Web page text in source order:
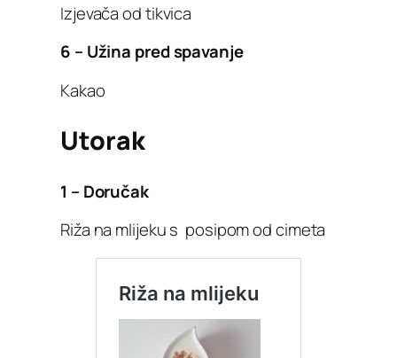
Izjevača od tikvica
6 – Užina pred spavanje
Kakao
Utorak
1 – Doručak
Riža na mlijeku s posipom od cimeta